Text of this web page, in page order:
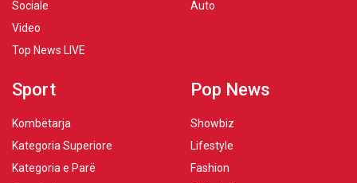
Sociale
Video
Top News LIVE
Auto
Sport
Kombëtarja
Kategoria Superiore
Kategoria e Parë
Pop News
Showbiz
Lifestyle
Fashion